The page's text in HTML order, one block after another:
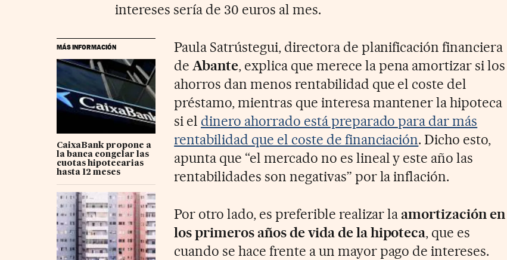
intereses sería de 30 euros al mes.
MÁS INFORMACIÓN
CaixaBank propone a
la banca congelar las
cuotas hipotecarias
hasta 12 meses
Paula Satrústegui, directora de planificación financiera
deAbante, explica que merece la pena amortizar si los
ahorros dan menos rentabilidad que el coste del
préstamo, mientras que interesa mantener la hipoteca
si el dinero ahorrado está preparado para dar más
rentabilidad que el coste de financiación. Dicho esto,
apunta que “el mercado no es lineal y este año las
rentabilidades son negativas” por la inflación.
Por otro lado, es preferible realizar la amortización en
los primeros años de vida de la hipoteca, que es
cuando se hace frente a un mayor pago de intereses.